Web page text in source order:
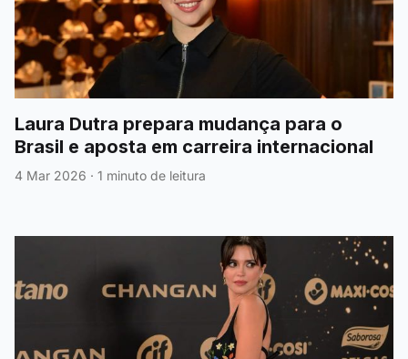
Laura Dutra prepara mudança para o
Brasil e aposta em carreira internacional
4 Mar 2026 · 1 minuto de leitura